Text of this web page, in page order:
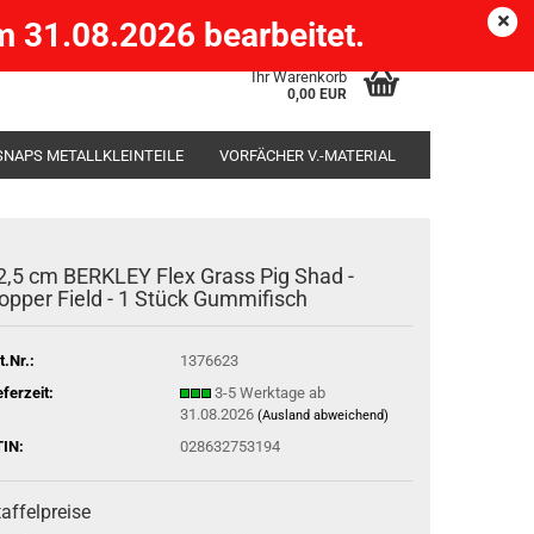
) Kundenlogin
Ihr Warenkorb
0,00 EUR
31.08.2026 bearbeitet.
METALLKLEINTEILE VORFÄCHER V.-MATERIAL
cm BERKLEY Flex Grass Pig Shad -
Field - 1 Stück Gummifisch
1376623
3-5 Werktage ab
31.08.2026 (Ausland abweichend)
028632753194